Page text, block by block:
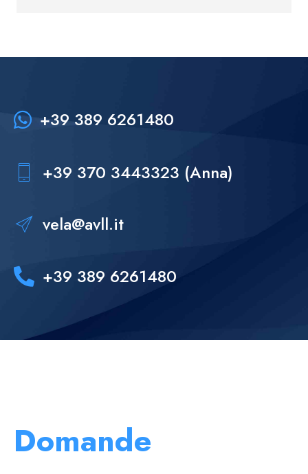
9
7
9
0
7
9
0
+39 389 6261480‬
+39 370 3443323‬ (Anna)
vela@avll.it
+39 389 6261480‬
Domande